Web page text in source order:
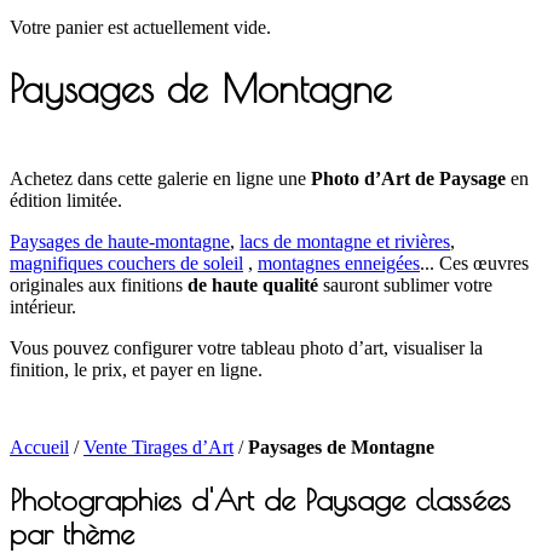
Votre panier est actuellement vide.
Paysages de Montagne
Achetez dans cette galerie en ligne une Photo d’Art de Paysage en
édition limitée.
Paysages de haute-montagne, lacs de montagne et rivières,
magnifiques couchers de soleil , montagnes enneigées... Ces œuvres
originales aux finitions de haute qualité sauront sublimer votre
intérieur.
Vous pouvez configurer votre tableau photo d’art, visualiser la
finition, le prix, et payer en ligne.
Accueil /Vente Tirages d’Art /Paysages de Montagne
Photographies d'Art de Paysage classées
par thème